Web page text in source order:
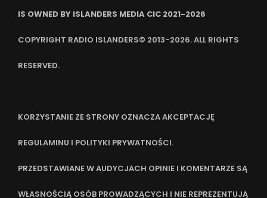
IS OWNED BY ISLANDERS MEDIA CIC 2021-2026
COPYRIGHT RADIO ISLANDERS© 2013-2026. ALL RIGHTS
RESERVED.
KORZYSTANIE ZE STRONY OZNACZA AKCEPTACJĘ
REGULAMINU I POLITYKI PRYWATNOŚCI.
PRZEDSTAWIANE W AUDYCJACH OPINIE I KOMENTARZE SĄ
WŁASNOŚCIĄ OSÓB PROWADZĄCYCH I NIE REPREZENTUJĄ